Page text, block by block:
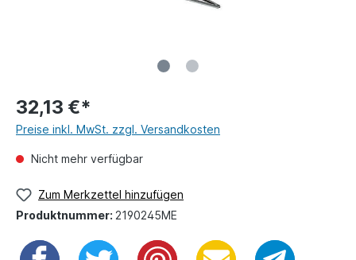
32,13 €*
Preise inkl. MwSt. zzgl. Versandkosten
Nicht mehr verfügbar
Zum Merkzettel hinzufügen
Produktnummer: 2190245ME